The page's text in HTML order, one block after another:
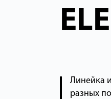
Линейка
разных